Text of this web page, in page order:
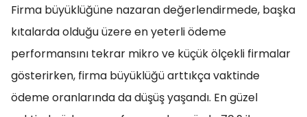
Firma büyüklüğüne nazaran değerlendirmede, başka
kıtalarda olduğu üzere en yeterli ödeme
performansını tekrar mikro ve küçük ölçekli firmalar
gösterirken, firma büyüklüğü arttıkça vaktinde
ödeme oranlarında da düşüş yaşandı. En güzel